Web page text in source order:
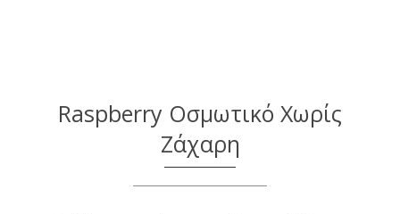
Raspberry Οσμωτικό Χωρίς
Ζάχαρη